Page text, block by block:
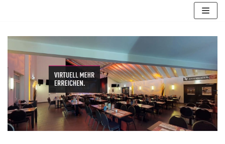
Inhalt
springen